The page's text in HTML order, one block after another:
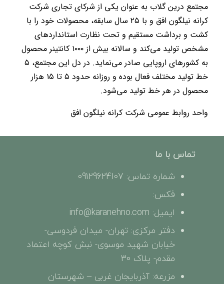
مجتمع درین گلاب به عنوان یکی از شرکای تجاری شرکت
کرانه نیلگون افق و با ۲۵ سال سابقه، محصولات خود را با
کشت و برداشت مستقیم و تحت نظارت استانداردهای
مشخص تولید می‌کند و سالانه بیش از ۱۰۰۰ کانتینر محصول
به کشورهای اروپایی صادر می‌نماید. در دل این مجتمع، ۵
خط تولید مختلف فعال بوده و روزانه حدود ۵ تا ۱۵ هزار
محصول در هر خط تولید می‌شود.
واحد روابط عمومی شرکت کرانه نیلگون افق
تماس با ما
شماره تماس: 09129624107
فکس:
ایمیل: info@karanehno.com
دفتر مرکزی: تهران- میدان فردوسی-
خیابان شهید موسوی- نبش کوچه اعتماد
مقدم- پلاک 30
مزرعه: آذربایجان غربی – شهرستان